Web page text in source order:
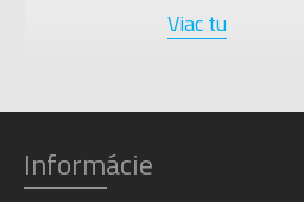
Viac tu
Informácie